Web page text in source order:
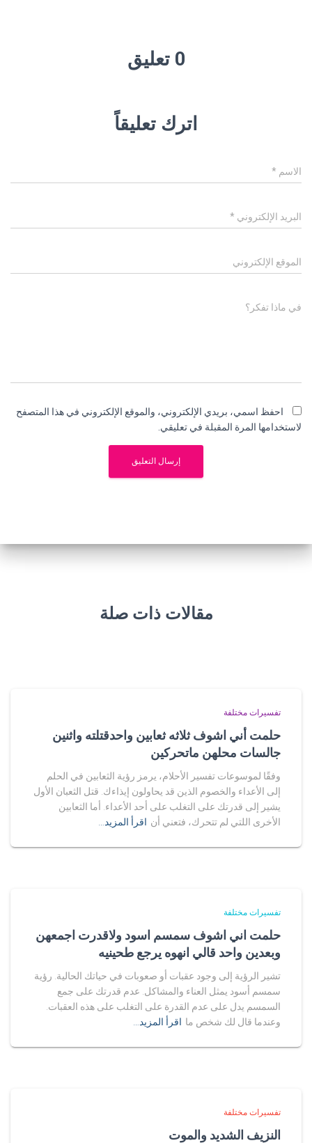
0 تعليق
اترك تعليقاً
الاسم *
البريد الإلكتروني *
الموقع الإلكتروني
في ماذا تفكر؟
احفظ اسمي، بريدي الإلكتروني، والموقع الإلكتروني في هذا المتصفح
لاستخدامها المرة المقبلة في تعليقي.
مقالات ذات صلة
تفسيرات مختلفة
حلمت أني اشوف ثلاثه ثعابين واحدقتلته واثنين
جالسات محلهن ماتحركين
وفقًا لموسوعات تفسير الأحلام، يرمز رؤية الثعابين في الحلم
إلى الأعداء والخصوم الذين قد يحاولون إيذاءك. قتل الثعبان الأول
يشير إلى قدرتك على التغلب على أحد الأعداء. أما الثعابين
الأخرى اللتي لم تتحرك، فتعني أن اقرأ المزيد…
تفسيرات مختلفة
حلمت اني اشوف سمسم اسود ولاقدرت اجمعهن
وبعدين واحد قالي انهوه يرجع طحينيه
تشير الرؤية إلى وجود عقبات أو صعوبات في حياتك الحالية. رؤية
سمسم أسود يمثل العناء والمشاكل. عدم قدرتك على جمع
السمسم يدل على عدم القدرة على التغلب على هذه العقبات.
وعندما قال لك شخص ما اقرأ المزيد…
تفسيرات مختلفة
النزيف الشديد والموت